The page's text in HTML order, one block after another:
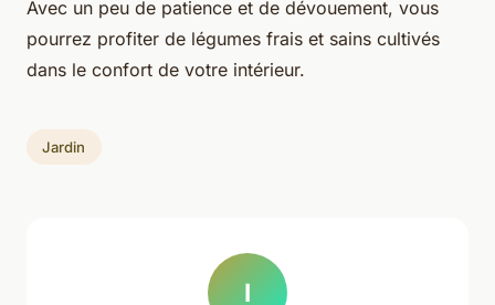
Avec un peu de patience et de dévouement, vous
pourrez profiter de légumes frais et sains cultivés
dans le confort de votre intérieur.
Jardin
I